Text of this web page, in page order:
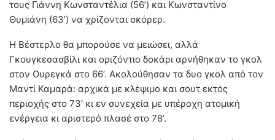
τους Γιάννη Κωνσταντέλια (56’) και Κωνσταντίνο
Θυμιάνη (63’) να χρίζονται σκόρερ.
Η Βέστερλο θα μπορούσε να μειώσει, αλλά
Γκουγκεσασβίλι και οριζόντιο δοκάρι αρνήθηκαν το γκολ
στον Ουρεγκά στο 66’. Ακολούθησαν τα δυο γκολ από τον
Μαντί Καμαρά: αρχικά με κλέψιμο και σουτ εκτός
περιοχής στο 73’ κι εν συνεχεία με υπέροχη ατομική
ενέργεια κι αριστερό πλασέ στο 78’.